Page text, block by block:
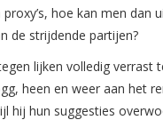
hoe kan men dan
de strijdende partijen?
lijken volledig verrast
heen en weer aan het
hij hun suggesties